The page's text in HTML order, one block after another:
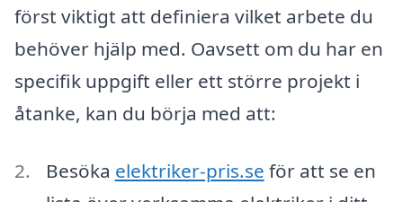
först viktigt att definiera vilket arbete du
behöver hjälp med. Oavsett om du har en
specifik uppgift eller ett större projekt i
åtanke, kan du börja med att:
Besöka elektriker-pris.se för att se en